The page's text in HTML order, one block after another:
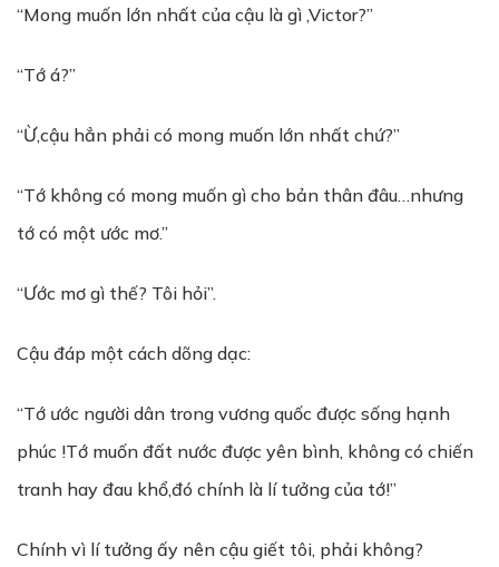
“Mong muốn lớn nhất của cậu là gì ,Victor?”
“Tớ á?”
“Ừ,cậu hẳn phải có mong muốn lớn nhất chứ?”
“Tớ không có mong muốn gì cho bản thân đâu…nhưng
tớ có một ước mơ.”
“Ước mơ gì thế? Tôi hỏi”.
Cậu đáp một cách dõng dạc:
“Tớ ước người dân trong vương quốc được sống hạnh
phúc !Tớ muốn đất nước được yên bình, không có chiến
tranh hay đau khổ,đó chính là lí tưởng của tớ!”
Chính vì lí tưởng ấy nên cậu giết tôi, phải không?